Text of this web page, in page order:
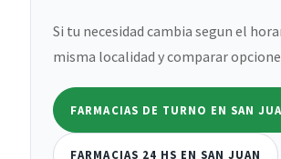
Si tu necesidad cambia segun el
misma localidad y comparar
FARMACIAS DE TURNO EN SAN
FARMACIAS 24 HS EN SAN JUAN